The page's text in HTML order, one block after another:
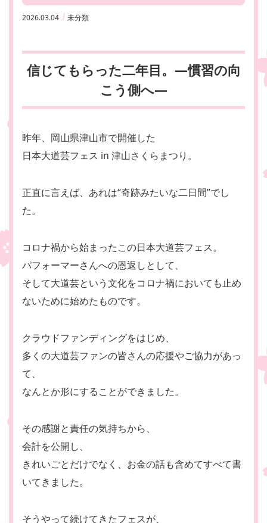
2026.03.04 未分類
信じてもらった二年目。―慣習の向
こう側へ―
昨年、岡山県津山市で開催した
日本大道芸フェス in 津山さくらまつり。
正直に言えば、あれは“奇跡みたいな二日間”でし
た。
コロナ禍から始まったこの日本大道芸フェス。
パフォーマーさんへの恩返しとして、
そして大道芸という文化をコロナ禍においても止め
ないために始めたものです。
クラウドファンディングをはじめ、
多くの大道芸ファンの皆さんの応援やご協力があっ
て、
なんとか形にすることができました。
その感謝と責任の気持ちから、
会計を公開し、
きれいごとだけでなく、お金の話も含めてすべて書
いてきました。
そうやって続けてきたフェスが、